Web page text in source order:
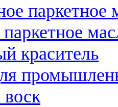
паркетное
краситель